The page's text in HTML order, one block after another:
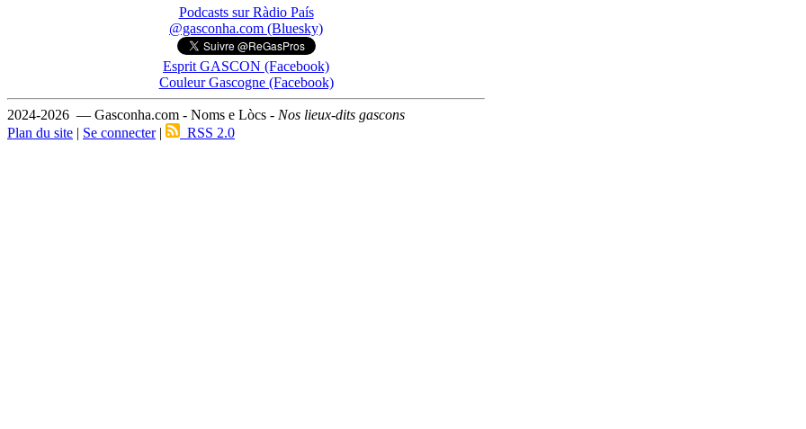
Podcasts sur Ràdio País
@gasconha.com (Bluesky)
Esprit GASCON (Facebook)
Couleur Gascogne (Facebook)
2024-2026 — Gasconha.com - Noms e Lòcs - Nos lieux-dits gascons
Plan du site | Se connecter| RSS 2.0